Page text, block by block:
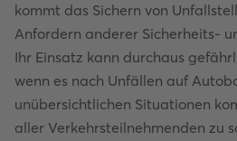
kommt das Sichern von
Anfordern anderer Sicherheits-
Ihr Einsatz kann durchaus
wenn es nach Unfällen auf
unübersichtlichen Situationen
aller Verkehrsteilnehmenden zu